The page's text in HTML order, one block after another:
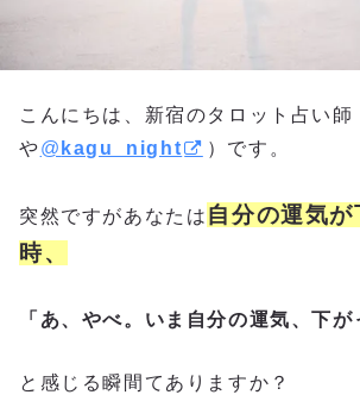
こんにちは、新宿のタロット占い師
や@ kagu_night ）です。
突然ですがあなたは 自分の運気
時、
「あ、やべ。いま自分の運気、下が
と感じる瞬間てありますか？